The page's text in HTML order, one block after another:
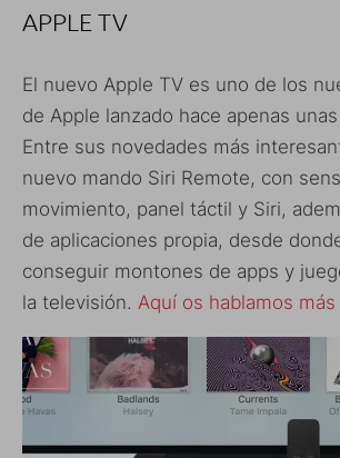
APPLE TV
El nuevo Apple TV es uno de los
de Apple lanzado hace apenas
Entre sus novedades más
nuevo mando Siri Remote, con
movimiento, panel táctil y Siri,
de aplicaciones propia, desde
conseguir montones de apps y
la televisión. Aquí os hablamos